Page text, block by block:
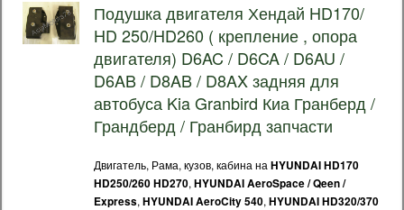
Подушка двигателя Хендай HD170/
HD 250/HD260 ( крепление , опора
двигателя) D6AC / D6CA / D6AU /
D6AB / D8AB / D8AX задняя для
автобуса Kia Granbird Киа Гранберд /
Грандберд / Гранбирд запчасти
Двигатель, Рама, кузов, кабина на HYUNDAI HD170
HD250/260 HD270, HYUNDAI AeroSpace / Qeen /
Express, HYUNDAI AeroCity 540, HYUNDAI HD320/370